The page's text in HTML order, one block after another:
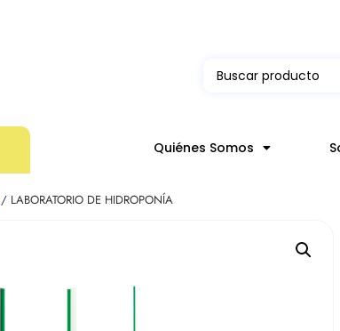
Quiénes Somos
/ LABORATORIO DE HIDROPONÍA